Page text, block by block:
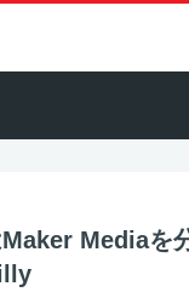
Mediaを